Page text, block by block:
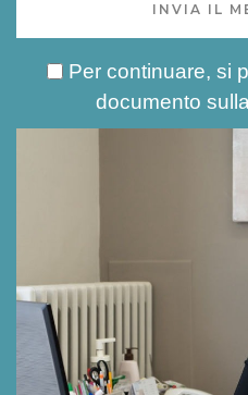
INVIA IL
Per continuare, si
documento sulla